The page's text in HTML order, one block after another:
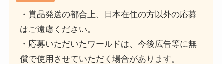
・賞品発送の都合上、日本在住の方以外の応募
はご遠慮ください。
・応募いただいたワールドは、今後広告等に無
償で使用させていただく場合があります。